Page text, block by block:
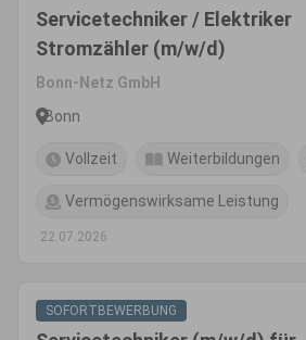
Servicetechniker / Elektriker
Stromzähler (m/w/d)
Bonn-Netz GmbH
Bonn
Vollzeit Weiterbildungen
Vermögenswirksame Leistung
22.07.2026
SOFORTBEWERBUNG